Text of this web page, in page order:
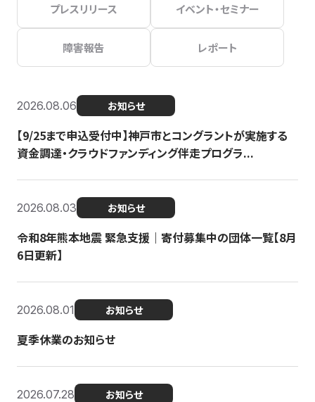
プレスリリース イベント・セミナー
障害報告 レポート
2026.08.06 お知らせ
【9/25まで申込受付中】神戸市とコングラントが実施する
資金調達・クラウドファンディング伴走プログラ...
2026.08.03 お知らせ
令和8年熊本地震 緊急支援｜寄付募集中の団体一覧【8月
6日更新】
2026.08.01 お知らせ
夏季休業のお知らせ
2026.07.28 お知らせ